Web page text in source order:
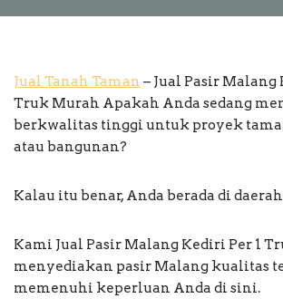
Jual Tanah Taman – Jual Pasir Malang
Truk Murah Apakah Anda sedang
berkwalitas tinggi untuk proyek
atau bangunan?
Kalau itu benar, Anda berada di
Kami Jual Pasir Malang Kediri Per 1
menyediakan pasir Malang kualitas
memenuhi keperluan Anda di sini.